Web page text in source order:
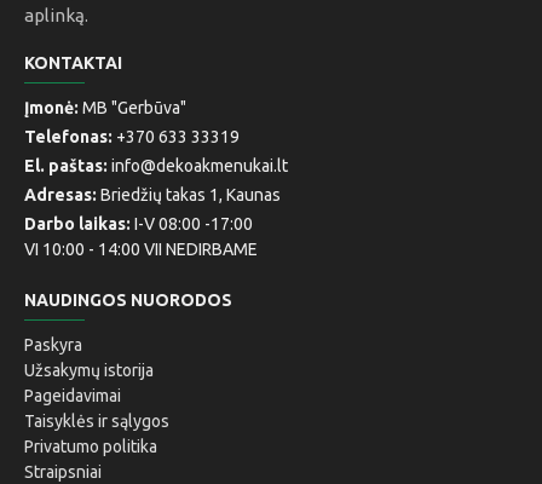
aplinką.
KONTAKTAI
Įmonė: MB "Gerbūva"
Telefonas: +370 633 33319
El. paštas: info@dekoakmenukai.lt
Adresas: Briedžių takas 1, Kaunas
Darbo laikas: I-V 08:00 -17:00
VI 10:00 - 14:00 VII NEDIRBAME
NAUDINGOS NUORODOS
Paskyra
Užsakymų istorija
Pageidavimai
Taisyklės ir sąlygos
Privatumo politika
Straipsniai